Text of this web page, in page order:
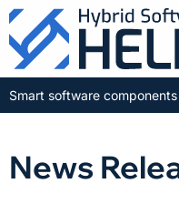
Smart software
News